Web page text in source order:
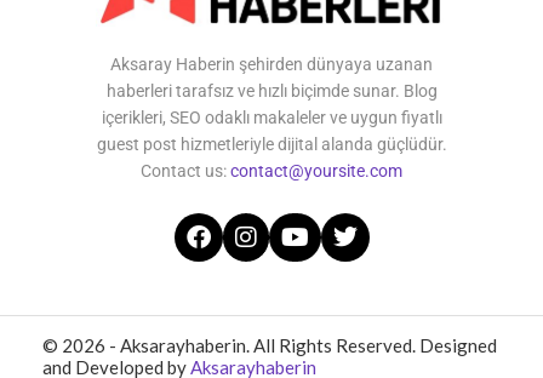
Aksaray Haberin şehirden dünyaya uzanan
haberleri tarafsız ve hızlı biçimde sunar. Blog
içerikleri, SEO odaklı makaleler ve uygun fiyatlı
guest post hizmetleriyle dijital alanda güçlüdür.
Contact us:contact@yoursite.com
© 2026 - Aksarayhaberin. All Rights Reserved. Designed
and Developed byAksarayhaberin